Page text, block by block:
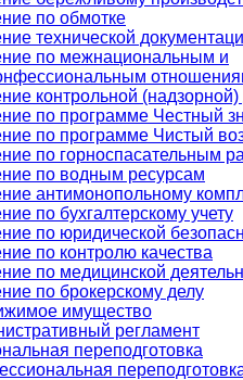
по обмотке
технической
по межнациональным и
контрольной (надзорной)
по программе Честный
по программе Чистый
по горноспасательным
по водным ресурсам
антимонопольному
по бухгалтерскому учету
по юридической
по контролю качества
по медицинской
по брокерскому делу
имущество
регламент
переподготовка